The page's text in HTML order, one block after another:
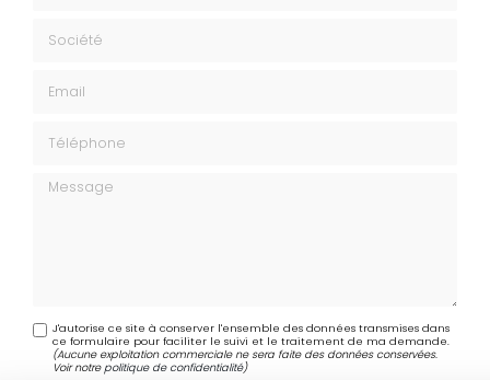
Message
J'autorise ce site à conserver l'ensemble des données transmises dans
ce formulaire pour faciliter le suivi et le traitement de ma demande.
(Aucune exploitation commerciale ne sera faite des données conservées.
Voir notrepolitique de confidentialité)